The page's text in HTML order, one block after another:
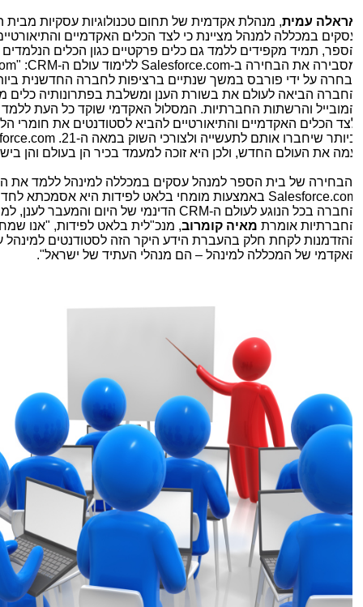
עמית, מנהלת אקדמית של תחום טכנולוגיות עסקיות מבית
במכללה למנהל מציינת כי לצד הכלים האקדמיים
תמיד מקפידים ללמד גם כלים פרקטיים כגון הכלים הנלמדים
את הבחירה ב-Salesforce.comללימוד עולם ה-CRM
: "
על ידי פורבס במשך שנתיים ברציפות לחברה החדשנית
הביאה לעולם את בשורת הענן ומשלבת בפתרונותיה כלים
והרשתות החברתיות. המסלול האקדמי שוקד כל העת ללמד
הכלים האקדמיים והתיאורטיים להביא לסטודנטים את חומרי
שיחברו אותם לתעשייה ולצורכי השוק במאה ה-21.
את העולם החדש, ולכן היא זוכה למעמד בכיר הן בעולם והן
של בית הספר למנהל עסקים במכללה למינהל ללמד את
באמצעות מומחי בלאט לפידות היא אסמכתא
בכל הנוגע לעולם ה-CRMהדינמי של היום והמעבר לענן,
אומרתמאיה קומרוב, מנכ"לית בלאט לפידות, "אנו
לקחת חלק בהעברת הידע היקר הזה לסטודנטים למינהל
של המכללה למינהל – הם מנהלי העתיד של ישראל".